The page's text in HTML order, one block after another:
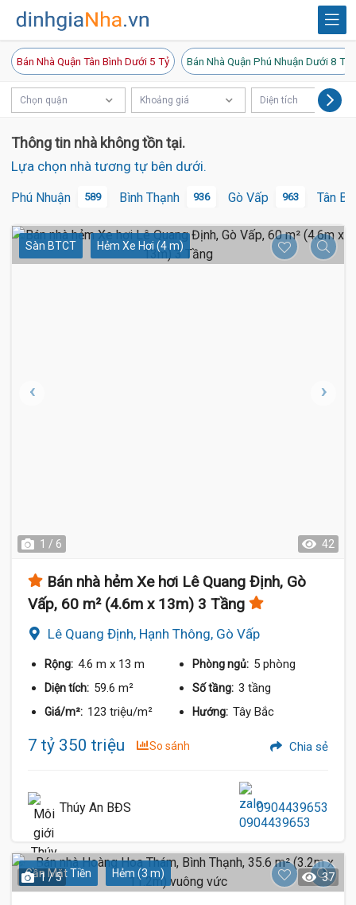
Bán Nhà Quận Tân Bình Dưới 5 Tỷ Bán Nhà Quận Phú Nhuận Dưới 8 Tỷ
Chọn quận Khoảng giá Diện tích
Thông tin nhà không tồn tại.
Lựa chọn nhà tương tự bên dưới.
Phú Nhuận 589 Bình Thạnh 936 Gò Vấp 963 Tân
Sàn BTCT Hẻm Xe Hơi (4 m)
1 / 6 42
Bán nhà hẻm Xe hơi Lê Quang Định, Gò
Vấp, 60 m² (4.6m x 13m) 3 Tầng
Lê Quang Định, Hạnh Thông, Gò Vấp
Rộng: 4.6 m x 13 m Phòng ngủ: 5 phòng
Diện tích: 59.6 m² Số tầng: 3 tầng
Giá/m²: 123 triệu/m² Hướng: Tây Bắc
7 tỷ 350 triệu So sánh Chia sẻ
Thúy An BĐS 0904439653
Gần Mặt Tiền Hẻm (3 m)
1 / 5 37